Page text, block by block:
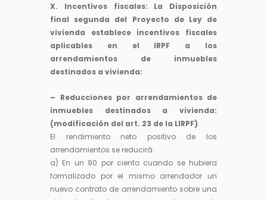
X. Incentivos fiscales: La Disposición
final segunda del Proyecto de Ley de
vivienda establece incentivos fiscales
aplicables en el IRPF a los
arrendamientos de inmuebles
destinados a vivienda:
– Reducciones por arrendamientos de
inmuebles destinados a vivienda:
(modificación del art. 23 de la LIRPF)
El rendimiento neto positivo de los
arrendamientos se reducirá:
a) En un 90 por ciento cuando se hubiera
formalizado por el mismo arrendador un
nuevo contrato de arrendamiento sobre una